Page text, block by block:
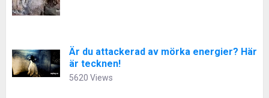
Är du attackerad av mörka energier? Här
är tecknen!
5620 Views